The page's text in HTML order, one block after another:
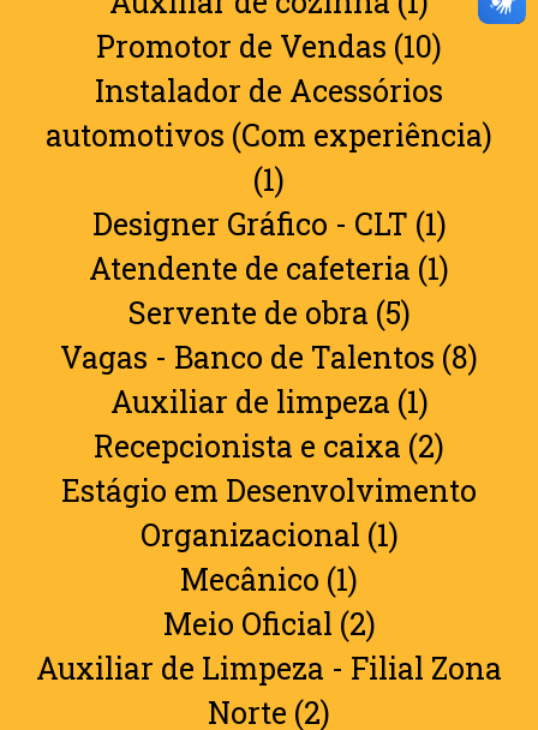
Promotor de Vendas (10)
Instalador de Acessórios
automotivos (Com experiência)
(1)
Designer Gráfico - CLT (1)
Atendente de cafeteria (1)
Servente de obra (5)
Vagas - Banco de Talentos (8)
Auxiliar de limpeza (1)
Recepcionista e caixa (2)
Estágio em Desenvolvimento
Organizacional (1)
Mecânico (1)
Meio Oficial (2)
Auxiliar de Limpeza - Filial Zona
Norte (2)